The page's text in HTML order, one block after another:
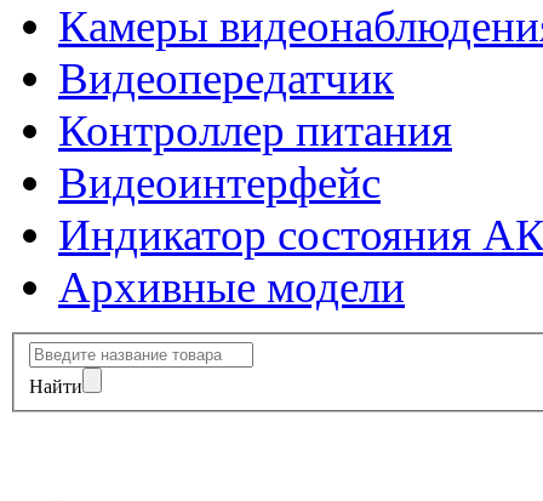
Камеры
Видеопередатчик
Контроллер питания
Видеоинтерфейс
Индикатор состояния
Архивные модели
Найти